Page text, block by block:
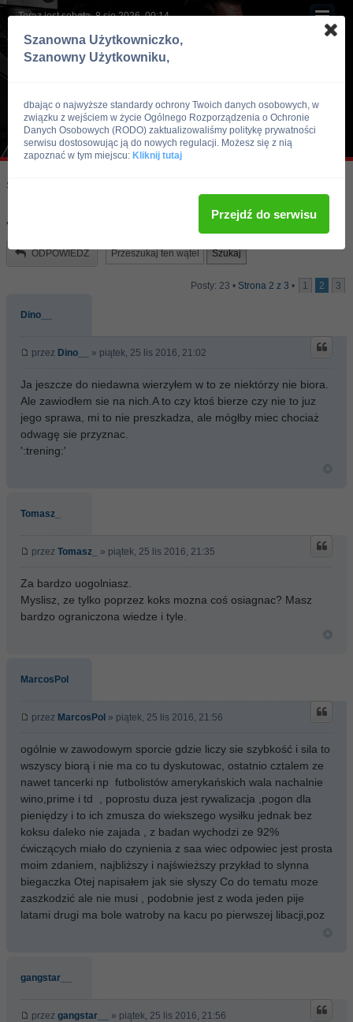
Teraz jest sobota, 8 sie 2026, 00:14
Skocz do:
Jak to jest z ta meta?
ODPOWIEDZ
Posty: 23 • Strona 2 z 3 • 1 2 3
Dino__
przez Dino__ » piątek, 25 lis 2016, 21:02
Ja jeszcze do niedawna wierzyłem w to ze niektórzy nie biora.
Ale zawiodłem sie na nich.A to czy ktoś bierze czy nie to juz
jego sprawa, mi to nie preszkadza, ale mógłby miec chociaż
odwagę sie przyznac.
':trening:'
Tomasz_
przez Tomasz_ » piątek, 25 lis 2016, 21:35
Za bardzo uogolniasz.
Myslisz, ze tylko poprzez koks mozna coś osiagnac? Masz
bardzo ograniczona wiedze i tyle.
MarcosPol
przez MarcosPol » piątek, 25 lis 2016, 21:56
ogólnie w zawodowym sporcie gdzie liczy sie szybkość i sila to
wszyscy biorą i nie ma co tu dyskutowac, ostatnio cztalem ze
nawet tancerki np futbolistów amerykańskich wala nachalnie
wino,prime i td , poprostu duza jest rywalizacja ,pogon dla
pieniędzy i to ich zmusza do wiekszego wysiłku jednak bez
koksu daleko nie zajada , z badan wychodzi ze 92%
ćwiczących miało do czynienia z saa wiec odpowiec jest prosta
moim zdaniem, najbliższy i najświeższy przykład to slynna
biegaczka Otej napisałem jak sie słyszy Co do tematu moze
zaszkodzić ale nie musi , podobnie jest z woda jeden pije
latami drugi ma bole watroby na kacu po pierwszej libacji,poz
gangstar__
przez gangstar__ » piątek, 25 lis 2016, 21:56
Szanowna Użytkowniczko,
Szanowny Użytkowniku,
dbając o najwyższe standardy ochrony Twoich danych osobowych, w
związku z wejściem w życie Ogólnego Rozporządzenia o Ochronie
Danych Osobowych (RODO) zaktualizowaliśmy politykę prywatności
serwisu dostosowując ją do nowych regulacji. Możesz się z nią
zapoznać w tym miejscu: Kliknij tutaj
Przejdź do serwisu